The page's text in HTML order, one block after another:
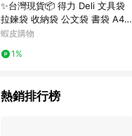
✨台灣現貨📦 得力 Deli 文具袋
拉鍊袋 收納袋 公文袋 書袋 A4收
納袋 #丹丹悅生活
蝦皮購物
1%
熱銷排行榜